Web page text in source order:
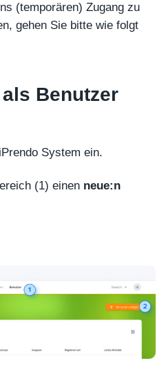
(temporären) Zugang zu
gehen Sie bitte wie folgt
Benutzer
System ein.
(1) einen neue:n